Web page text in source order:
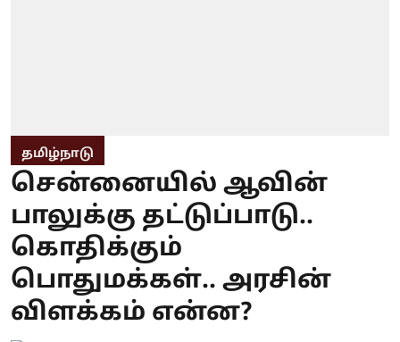
தமிழ்நாடு
சென்னையில் ஆவின்
பாலுக்கு தட்டுப்பாடு..
கொதிக்கும்
பொதுமக்கள்.. அரசின்
விளக்கம் என்ன?